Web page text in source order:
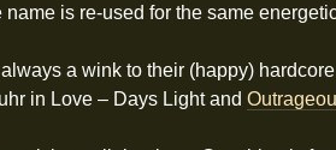
is re-used for the same
a wink to their (happy)
in Love – Days Light and